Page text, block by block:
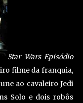
Star Wars Episódio
filme da franquia,
ao cavaleiro Jedi
Solo e dois robôs